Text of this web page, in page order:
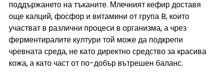
поддържането на тъканите. Млечният кефир доставя
още калций, фосфор и витамини от група B, които
участват в различни процеси в организма, а чрез
ферментиралите култури той може да подкрепи
чревната среда, не като директно средство за красива
кожа, а като част от по-добър вътрешен баланс.